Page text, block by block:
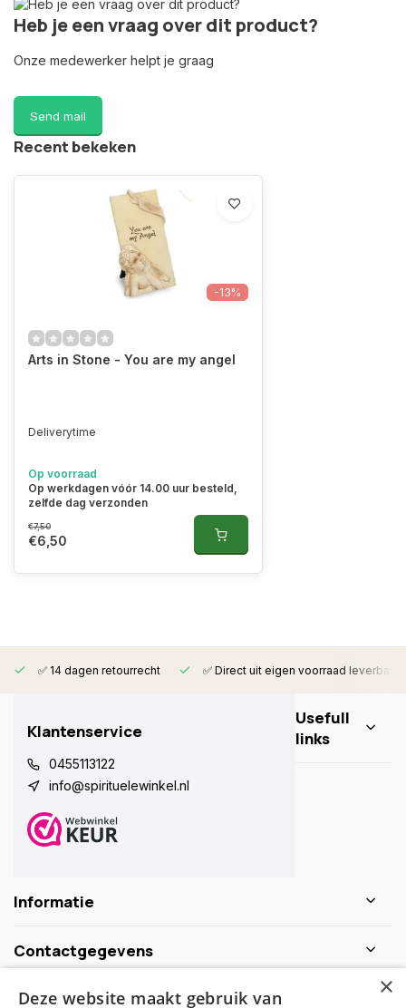
Heb je een vraag over dit product?
Onze medewerker helpt je graag
Send mail
Recent bekeken
-13%
Arts in Stone - You are my angel
Deliverytime
Op voorraad
Op werkdagen vóór 14.00 uur besteld,
zelfde dag verzonden
€7,50
€6,50
✅ 14 dagen retourrecht ✅ Direct uit eigen voorraad leverbaar
Klantenservice
0455113122
info@spirituelewinkel.nl
Usefull
links
Informatie
Contactgegevens
×
Deze website maakt gebruik van